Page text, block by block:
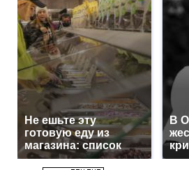
Не ешьте эту
готовую еду из
магазина: список
В